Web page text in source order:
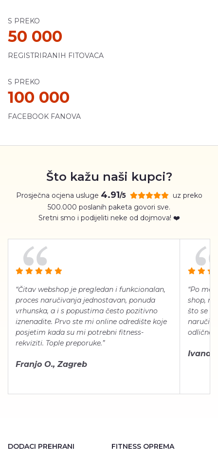
S PREKO
50 000
REGISTRIRANIH FITOVACA
S PREKO
100 000
FACEBOOK FANOVA
Što kažu naši kupci?
Prosječna ocjena usluge 4.91/5
uz preko
500.000 poslanih paketa govori sve.
Sretni smo i podijeliti neke od dojmova! ❤️
“Čitav webshop je pregledan i funkcionalan,
proces naručivanja jednostavan, ponuda
vrhunska, a i s popustima često pozitivno
iznenadite. Prvo ste mi online odredište koje
posjetim kada su mi potrebni fitness-
rekviziti. Tople preporuke.”
Franjo O., Zagreb
“Po
shop,
što se
naručiti,
odlično
Ivana
DODACI PREHRANI FITNESS OPREMA